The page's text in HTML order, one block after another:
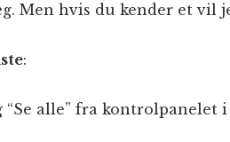
Men hvis du kender et vil
:
“Se alle” fra kontrolpanelet i